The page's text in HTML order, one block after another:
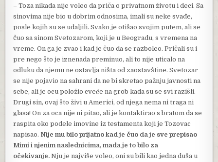
– Toza nikada nije voleo da priča o privatnom životu i deci. Sa
sinovima nije bio u dobrim odnosima, imali su neke svađe,
posle kojih su se udaljili. Svako je otišao svojim putem, ali se
čuo sa sinom Svetozarom, koji je u Beogradu, s vremena na
vreme. On ga je zvao i kad je čuo da se razboleo. Pričali su i
pre nego što je iznenada preminuo, ali to nije uticalo na
odluku da njemu ne ostavlja ništa od zaostavštine. Svetozar
se nije pojavio na sahrani da ne bi skretao pažnju javnosti na
sebe, ali je ocu položio cveće na grob kada su se svi razišli.
Drugi sin, ovaj što živi u Americi, od njega nema ni traga ni
glasa! On za oca nije ni pitao, ali je kontaktirao s bratom da se
raspita oko podele imovine iz testamenta koji je Tozovac
napisao. Nije mu bilo prijatno kad je čuo da je sve prepisao
Mimi i njenim naslednicima, mada je to bilo za
očekivanje. Nju je najviše voleo, oni su bili kao jedna duša u